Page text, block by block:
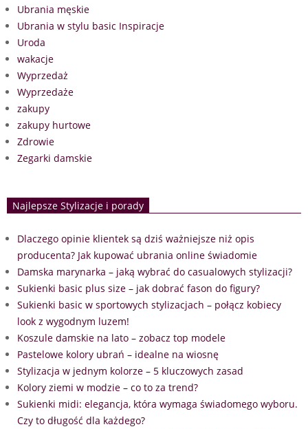
Ubrania męskie
Ubrania w stylu basic Inspiracje
Uroda
wakacje
Wyprzedaż
Wyprzedaże
zakupy
zakupy hurtowe
Zdrowie
Zegarki damskie
Najlepsze Stylizacje i porady
Dlaczego opinie klientek są dziś ważniejsze niż opis
producenta? Jak kupować ubrania online świadomie
Damska marynarka – jaką wybrać do casualowych stylizacji?
Sukienki basic plus size – jak dobrać fason do figury?
Sukienki basic w sportowych stylizacjach – połącz kobiecy
look z wygodnym luzem!
Koszule damskie na lato – zobacz top modele
Pastelowe kolory ubrań – idealne na wiosnę
Stylizacja w jednym kolorze – 5 kluczowych zasad
Kolory ziemi w modzie – co to za trend?
Sukienki midi: elegancja, która wymaga świadomego wyboru.
Czy to długość dla każdego?